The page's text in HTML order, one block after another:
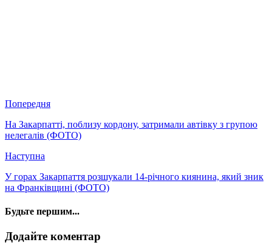
Попередня
На Закарпатті, поблизу кордону, затримали автівку з групою
нелегалів (ФОТО)
Наступна
У горах Закарпаття розшукали 14-річного киянина, який зник
на Франківщині (ФОТО)
Будьте першим...
Додайте коментар